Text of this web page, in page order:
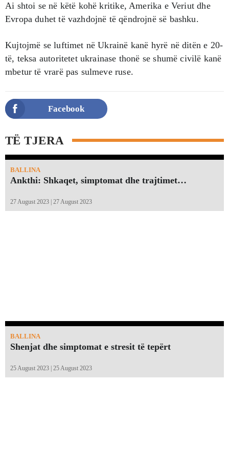
Ai shtoi se në këtë kohë kritike, Amerika e Veriut dhe
Evropa duhet të vazhdojnë të qëndrojnë së bashku.
Kujtojmë se luftimet në Ukrainë kanë hyrë në ditën e 20-
të, teksa autoritetet ukrainase thonë se shumë civilë kanë
mbetur të vrarë pas sulmeve ruse.
Facebook
TË TJERA
BALLINA
Ankthi: Shkaqet, simptomat dhe trajtimet…
27 August 2023 | 27 August 2023
BALLINA
Shenjat dhe simptomat e stresit të tepërt
25 August 2023 | 25 August 2023